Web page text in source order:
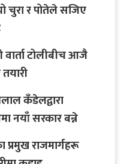
चुरा र पोतेले सजिए
वार्ता टोलीबीच आजै
कँडेलद्वारा
नयाँ सरकार बन्ने
प्रमुख राजमार्गहरू